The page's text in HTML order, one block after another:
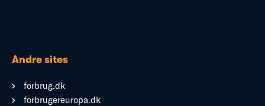
Andre sites
forbrug.dk
forbrugereuropa.dk